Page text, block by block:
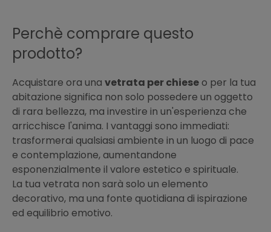
Perchè comprare questo
prodotto?
Acquistare ora una vetrata per chieseo per la tua
abitazione significa non solo possedere un oggetto
di rara bellezza, ma investire in un'esperienza che
arricchisce l'anima. I vantaggi sono immediati:
trasformerai qualsiasi ambiente in un luogo di pace
e contemplazione, aumentandone
esponenzialmente il valore estetico e spirituale.
La tua vetrata non sarà solo un elemento
decorativo, ma una fonte quotidiana di ispirazione
ed equilibrio emotivo.